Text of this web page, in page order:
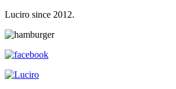
Luciro since 2012.